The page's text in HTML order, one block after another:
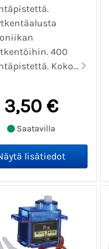
400
Koko...
3,50 €
Saatavilla